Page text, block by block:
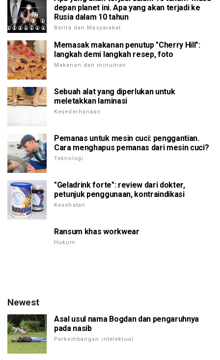
depan planet ini. Apa yang akan terjadi ke
Rusia dalam 10 tahun
Berita dan Masyarakat
Memasak makanan penutup "Cherry Hill":
langkah demi langkah resep, foto
Makanan dan minuman
Sebuah alat yang diperlukan untuk
meletakkan laminasi
Kesederhanaan
Pemanas untuk mesin cuci: penggantian.
Cara menghapus pemanas dari mesin cuci?
Teknologi
"Geladrink forte": review dari dokter,
petunjuk penggunaan, kontraindikasi
Kesehatan
Ransum khas workwear
Hukum
Newest
Asal usul nama Bogdan dan pengaruhnya
pada nasib
Perkembangan intelektual